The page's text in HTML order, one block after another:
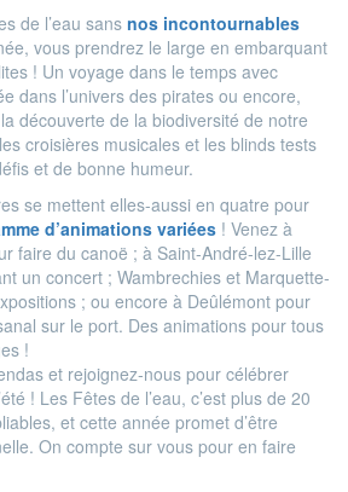
de l’eau sans nos incontournables
vous prendrez le large en embarquant
! Un voyage dans le temps avec
dans l’univers des pirates ou encore,
découverte de la biodiversité de notre
croisières musicales et les blinds tests
et de bonne humeur.
se mettent elles-aussi en quatre pour
d’animations variées ! Venez à
faire du canoë ; à Saint-André-lez-Lille
un concert ; Wambrechies et Marquette-
; ou encore à Deûlémont pour
sur le port. Des animations pour tous
!
et rejoignez-nous pour célébrer
! Les Fêtes de l’eau, c’est plus de 20
et cette année promet d’être
On compte sur vous pour en faire